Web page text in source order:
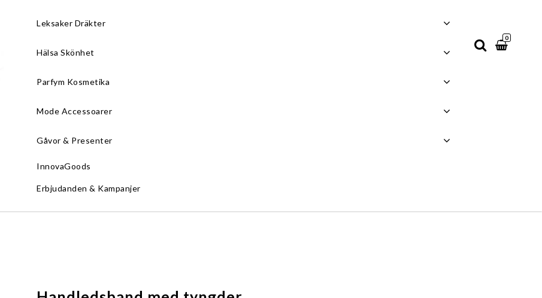
Leksaker Dräkter
Hälsa Skönhet
Parfym Kosmetika
Mode Accessoarer
Gåvor & Presenter
InnovaGoods
Erbjudanden & Kampanjer
0